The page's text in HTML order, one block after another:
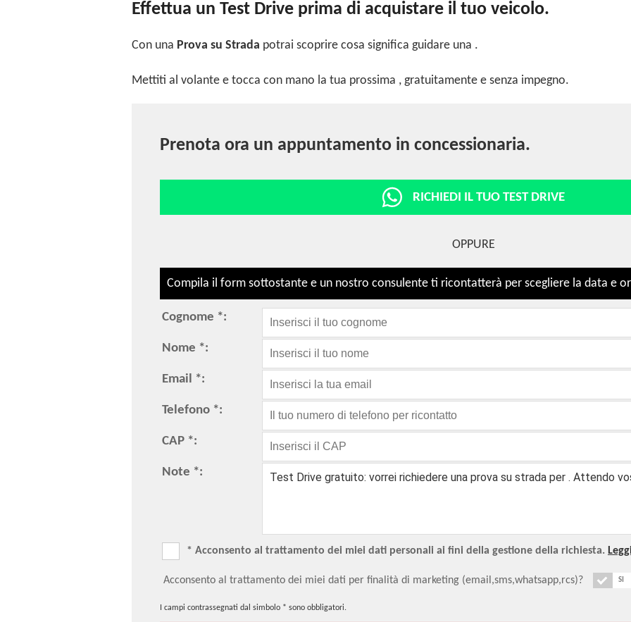
Effettua un Test Drive prima di acquistare il tuo veicolo.
Con una Prova su Strada potrai scoprire cosa significa guidare una .
Mettiti al volante e tocca con mano la tua prossima , gratuitamente e senza impegno.
Prenota ora un appuntamento in concessionaria.
RICHIEDI IL TUO TEST DRIVE
OPPURE
Compila il form sottostante e un nostro consulente ti ricontatterà per scegliere la data e
Cognome *:
Nome *:
Email *:
Telefono *:
CAP *:
Note *:
* Acconsento al trattamento dei miei dati personali ai fini della gestione della richiesta.
Acconsento al trattamento dei miei dati per finalità di marketing (email,sms,whatsapp,rcs)? SI
I campi contrassegnati dal simbolo * sono obbligatori.